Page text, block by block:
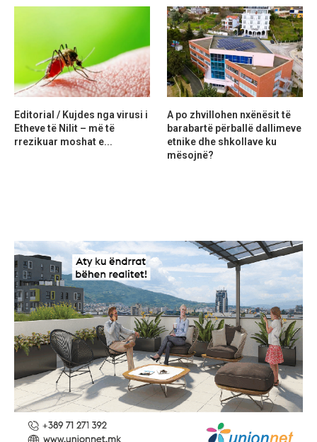
Editorial / Kujdes nga virusi i
Etheve të Nilit – më të
rrezikuar moshat e...
A po zhvillohen nxënësit të
barabartë përballë dallimeve
etnike dhe shkollave ku
mësojnë?